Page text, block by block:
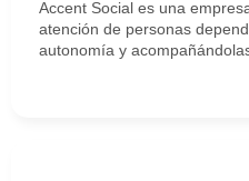
Accent Social es una
atención de personas
autonomía y